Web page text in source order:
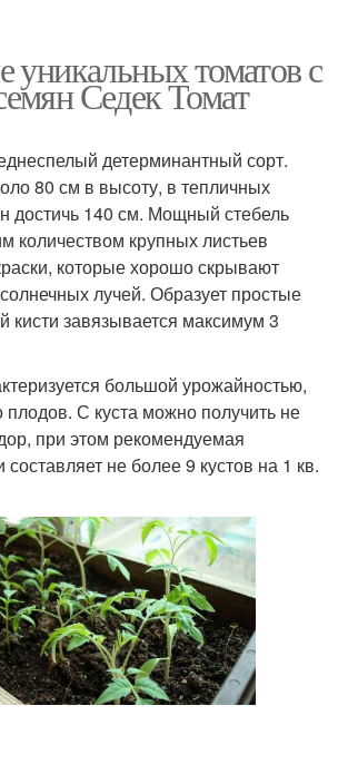
уникальных томатов с
Седек Томат
детерминантный сорт.
80 см в высоту, в тепличных
достичь 140 см. Мощный стебель
количеством крупных листьев
которые хорошо скрывают
лучей. Образует простые
кисти завязывается максимум 3
большой урожайностью,
плодов. С куста можно получить не
при этом рекомендуемая
составляет не более 9 кустов на 1 кв.